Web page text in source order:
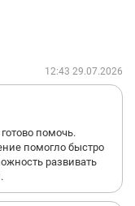
12:43 29.07.2026
помочь.
помогло быстро
развивать